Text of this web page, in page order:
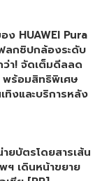
ง HUAWEI Pura
ลกชิปกล้องระดับ
ว่า! จัดเต็มดีลลด
ร้อมสิทธิพิเศษ
ทิงและบริการหลัง
ยบัตรโดยสารเส้น
ฯ เดินหน้าขยาย